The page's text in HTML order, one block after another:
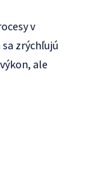
v
zrýchľujú
ale